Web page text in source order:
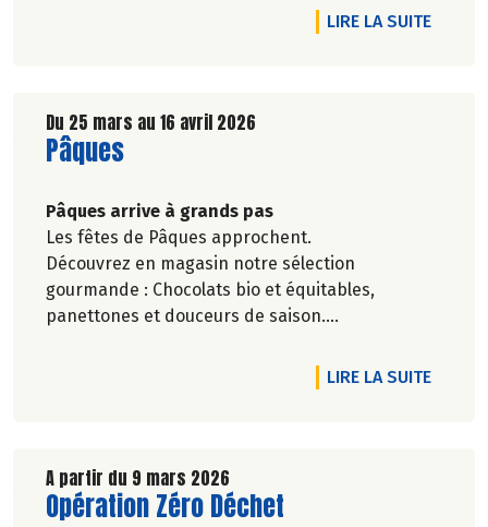
LIRE LA SUITEDE
Du 25 mars au 16 avril 2026
Lire la suite de l'article
Pâques
Pâques arrive à grands pas
Les fêtes de Pâques approchent.
Découvrez en magasin notre sélection
gourmande : Chocolats bio et équitables,
panettones et douceurs de saison.
LIRE LA SUITEDE
A partir du 9 mars 2026
Lire la suite de l'article
Opération Zéro Déchet